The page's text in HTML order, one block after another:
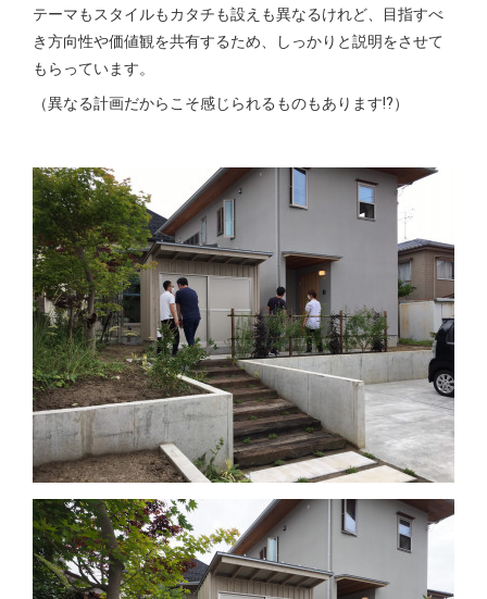
テーマもスタイルもカタチも設えも異なるけれど、目指すべ
き方向性や価値観を共有するため、しっかりと説明をさせて
もらっています。
（異なる計画だからこそ感じられるものもあります⁉︎）